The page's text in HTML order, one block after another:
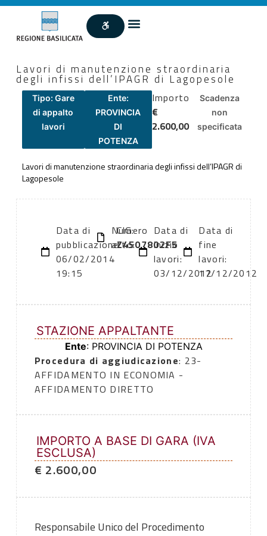
Lavori di manutenzione straordinaria
degli infissi dell’IPAGR di Lagopesole
Tipo: Gare
di appalto
lavori
Ente:
PROVINCIA
DI
POTENZA
Importo
€
2.600,00
Scadenza
non
specificata
Lavori di manutenzione straordinaria degli infissi dell’IPAGR di
Lagopesole
Data di
pubblicazione:
06/02/2014
19:15
Numero
atto:
CIG:
Z4507802F5
Data di
inizio
lavori:
03/12/2012
Data di
fine
lavori:
17/12/2012
STAZIONE APPALTANTE
Ente: PROVINCIA DI POTENZA
Procedura di aggiudicazione: 23-
AFFIDAMENTO IN ECONOMIA -
AFFIDAMENTO DIRETTO
IMPORTO A BASE DI GARA (IVA
ESCLUSA)
€ 2.600,00
Responsabile Unico del Procedimento